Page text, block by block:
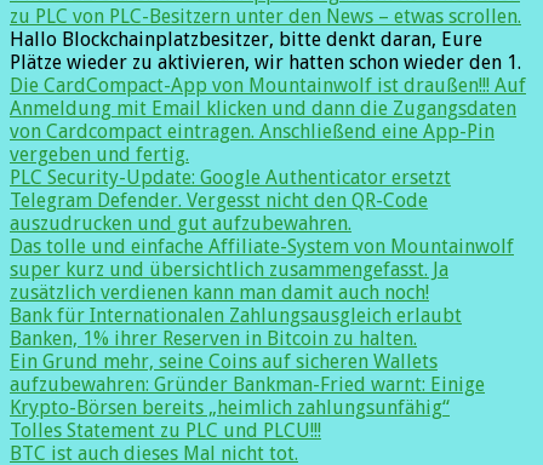
zu PLC von PLC-Besitzern unter den News – etwas scrollen.
Hallo Blockchainplatzbesitzer, bitte denkt daran, Eure
Plätze wieder zu aktivieren, wir hatten schon wieder den 1.
Die CardCompact-App von Mountainwolf ist draußen!!! Auf
Anmeldung mit Email klicken und dann die Zugangsdaten
von Cardcompact eintragen. Anschließend eine App-Pin
vergeben und fertig.
PLC Security-Update: Google Authenticator ersetzt
Telegram Defender. Vergesst nicht den QR-Code
auszudrucken und gut aufzubewahren.
Das tolle und einfache Affiliate-System von Mountainwolf
super kurz und übersichtlich zusammengefasst. Ja
zusätzlich verdienen kann man damit auch noch!
Bank für Internationalen Zahlungsausgleich erlaubt
Banken, 1% ihrer Reserven in Bitcoin zu halten.
Ein Grund mehr, seine Coins auf sicheren Wallets
aufzubewahren: Gründer Bankman-Fried warnt: Einige
Krypto-Börsen bereits „heimlich zahlungsunfähig“
Tolles Statement zu PLC und PLCU!!!
BTC ist auch dieses Mal nicht tot.